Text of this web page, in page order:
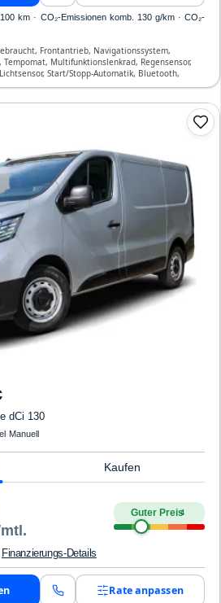
km · CO₂-Emissionen komb. 130 g/km · CO₂-
Frontantrieb, Navigationssystem,
Tempomat, Multifunktionslenkrad, Regensensor,
Start/Stopp-Automatik, Bluetooth,
Erkennung, ESP, ABS, Klimaanlage, Front-,
dCi 130
· Manuell
Kaufen
Guter Preis4
Finanzierungs-Details
Rate anpassen